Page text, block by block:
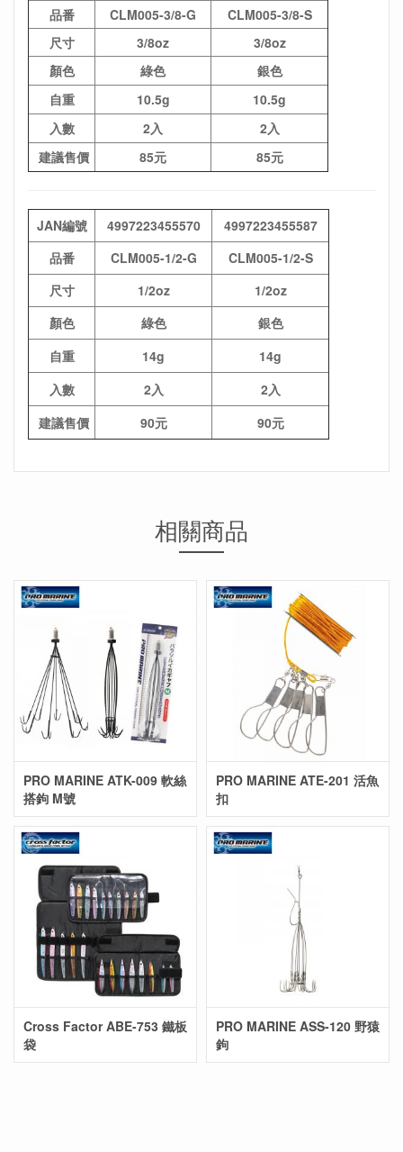
品番
CLM005-3/8-G
CLM005-3/8-S
尺寸
3/8oz
3/8oz
顏色
綠色
銀色
自重
10.5g
10.5g
入數
2入
2入
建議售價
85元 85元
JAN編號 4997223455570
4997223455587
品番
CLM005-1/2-G
CLM005-1/2-S
尺寸
1/2oz
1/2oz
顏色
綠色
銀色
自重
14g
14g
入數
2入
2入
建議售價
90元 90元
相關商品
PRO MARINE ATK-009 軟絲
搭鉤 M號
PRO MARINE ATE-201 活魚
扣
Cross Factor ABE-753 鐵板
袋
PRO MARINE ASS-120 野猿
鉤